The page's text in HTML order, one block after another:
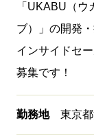
「UKABU（ウ
ブ）」の開発
インサイドセ
募集です！
勤務地 東京